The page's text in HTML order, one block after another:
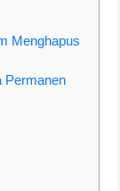
Menghapus
Permanen